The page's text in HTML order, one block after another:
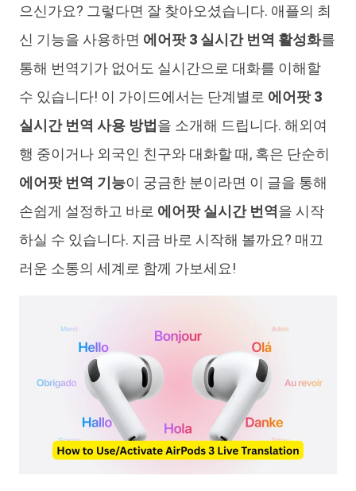
으신가요? 그렇다면 잘 찾아오셨습니다. 애플의 최
신 기능을 사용하면 에어팟 3 실시간 번역 활성화를
통해 번역기가 없어도 실시간으로 대화를 이해할
수 있습니다! 이 가이드에서는 단계별로 에어팟 3
실시간 번역 사용 방법 을 소개해 드립니다. 해외여
행 중이거나 외국인 친구와 대화할 때, 혹은 단순히
에어팟 번역 기능이 궁금한 분이라면 이 글을 통해
손쉽게 설정하고 바로 에어팟 실시간 번역 을 시작
하실 수 있습니다. 지금 바로 시작해 볼까요? 매끄
러운 소통의 세계로 함께 가보세요!